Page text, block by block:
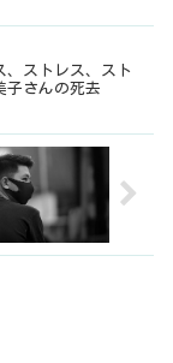
、ストレス、スト
子さんの死去